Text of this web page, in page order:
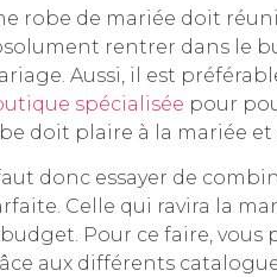
robe de mariée doit
rentrer dans le
Aussi, il est
spécialisée pour
doit plaire à la mariée
faut donc essayer de
Celle qui ravira la
budget. Pour ce faire,
aux différents